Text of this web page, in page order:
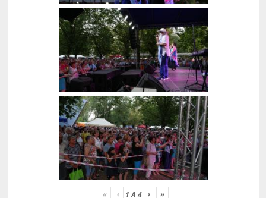
« ‹ 1A 4 › »